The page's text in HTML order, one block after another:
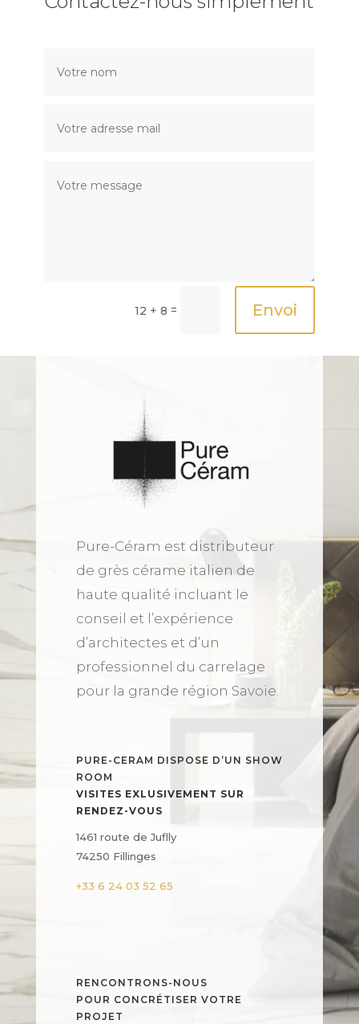
12 + 8 = Envoi
Pure-Céram est distributeur
de grès cérame italien de
haute qualité incluant le
conseil et l’expérience
d’architectes et d’un
professionnel du carrelage
pour la grande région Savoie.
PURE-CERAM DISPOSE D’UN SHOW
ROOM
VISITES EXLUSIVEMENT SUR
RENDEZ-VOUS
1461 route de Juflly
74250 Fillinges
+33 6 24 03 52 65
RENCONTRONS-NOUS
POUR CONCRÉTISER VOTRE
PROJET